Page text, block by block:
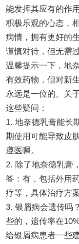
能发挥其应有的作
积极乐观的心态，
病情，拥有更好的
谨慎对待，但无需
温馨提示一下，地
有效药物，但对新
永远是一位的。关
这些疑问：
1. 地奈德乳膏能长
期使用可能导致皮
遵医嘱。
2. 除了地奈德乳膏
答：有，包括外用
疗等，具体治疗方
3. 银屑病会遗传吗
些的，遗传率在
给银屑病患者一些